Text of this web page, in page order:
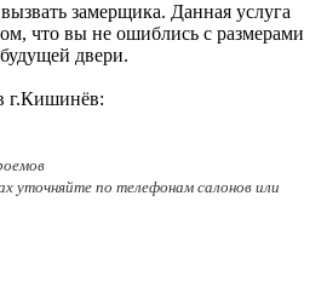
замерщика. Данная услуга
что вы не ошиблись с размерами
двери.
г.Кишинёв:
уточняйте по телефонам салонов или